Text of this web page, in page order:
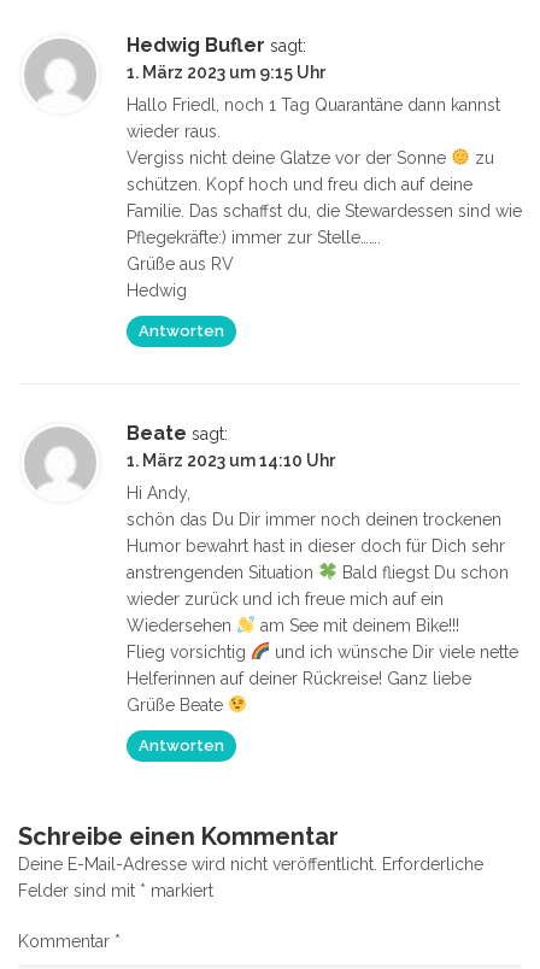
Hedwig Bufler sagt:
1. März 2023 um 9:15 Uhr
Hallo Friedl, noch 1 Tag Quarantäne dann kannst
wieder raus.
Vergiss nicht deine Glatze vor der Sonne
zu
schützen. Kopf hoch und freu dich auf deine
Familie. Das schaffst du, die Stewardessen sind wie
Pflegekräfte:) immer zur Stelle…….
Grüße aus RV
Hedwig
Antworten
Beate sagt:
1. März 2023 um 14:10 Uhr
Hi Andy,
schön das Du Dir immer noch deinen trockenen
Humor bewahrt hast in dieser doch für Dich sehr
anstrengenden Situation
Bald fliegst Du schon
wieder zurück und ich freue mich auf ein
Wiedersehen
am See mit deinem Bike!!!
Flieg vorsichtig
und ich wünsche Dir viele nette
Helferinnen auf deiner Rückreise! Ganz liebe
Grüße Beate
Antworten
Schreibe einen Kommentar
Deine E-Mail-Adresse wird nicht veröffentlicht. Erforderliche
Felder sind mit * markiert
Kommentar *